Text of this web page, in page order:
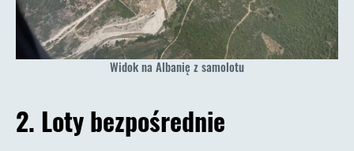
Widok na Albanię z samolotu
2. Loty bezpośrednie